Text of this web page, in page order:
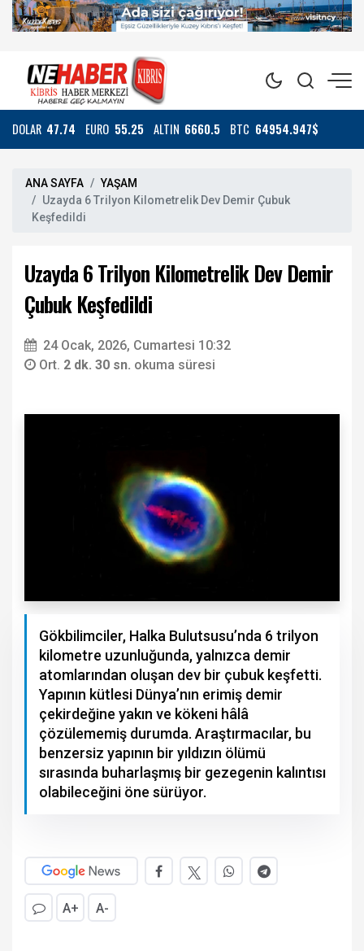
DOLAR 47.74 EURO 55.25 ALTIN 6660.5 BTC 64954.947$
ANA SAYFA
YAŞAM
Uzayda 6 Trilyon Kilometrelik Dev Demir Çubuk
Keşfedildi
Uzayda 6 Trilyon Kilometrelik Dev Demir
Çubuk Keşfedildi
24 Ocak, 2026, Cumartesi 10:32
Ort. 2 dk. 30 sn. okuma süresi
Gökbilimciler, Halka Bulutsusu’nda 6 trilyon
kilometre uzunluğunda, yalnızca demir
atomlarından oluşan dev bir çubuk keşfetti.
Yapının kütlesi Dünya’nın erimiş demir
çekirdeğine yakın ve kökeni hâlâ
çözülememiş durumda. Araştırmacılar, bu
benzersiz yapının bir yıldızın ölümü
sırasında buharlaşmış bir gezegenin kalıntısı
olabileceğini öne sürüyor.
A+ A-